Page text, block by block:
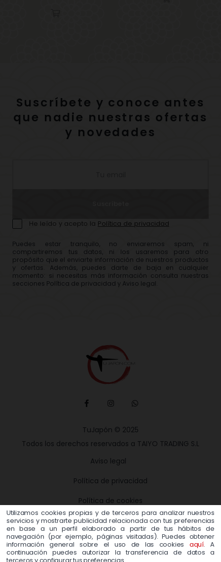
Suscríbete y conoce antes
que nadie nuestras ofertas
y novedades
Puedes estar tranquilo, no enviaremos spam, ni
compartiremos tus datos, ni los usaremos para otro
propósito que el enviarte información de nuestros productos
y ofertas. Además, puedes darte de baja en cualquier
momento: si necesitas más información consulta nuestras
secciones Política de privacidad y Aviso legal.
He leído y acepto la Política de privacidad
TuJapón © 2025
Todos los derechos reservados a TAIYO TRADING S.L
Aviso legal
Política de privacidad
Política de cookies
Términos y condiciones
Contacto
Utilizamos cookies propias y de terceros para analizar nuestros
servicios y mostrarte publicidad relacionada con tus preferencias
en base a un perfil elaborado a partir de tus hábitos de
navegación (por ejemplo, páginas visitadas). Puedes obtener
información general sobre el uso de las cookies aquí. A
continuación puedes autorizar la transferencia de datos a